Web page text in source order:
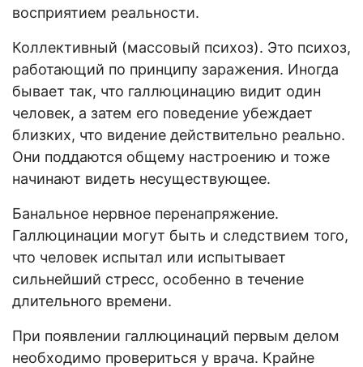
восприятием реальности.
Коллективный (массовый психоз). Это психоз,
работающий по принципу заражения. Иногда
бывает так, что галлюцинацию видит один
человек, а затем его поведение убеждает
близких, что видение действительно реально.
Они поддаются общему настроению и тоже
начинают видеть несуществующее.
Банальное нервное перенапряжение.
Галлюцинации могут быть и следствием того,
что человек испытал или испытывает
сильнейший стресс, особенно в течение
длительного времени.
При появлении галлюцинаций первым делом
необходимо провериться у врача. Крайне